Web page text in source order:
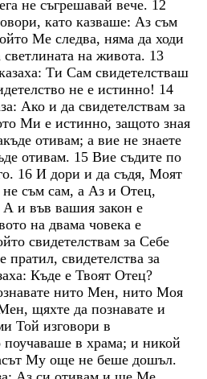
не съгрешавай вече. 12
, като казваше: Аз съм
Ме следва, няма да ходи
светлината на живота. 13
: Ти Сам свидетелстваш
не е истинно! 14
: Ако и да свидетелствам за
Ми е истинно, защото зная
отивам; а вие не знаете
отивам. 15 Вие съдите по
. 16 И дори и да съдя, Моят
не съм сам, а Аз и Отец,
А и във вашия закон е
на двама човека е
свидетелствам за Себе
е пратил, свидетелства за
: Къде е Твоят Отец?
нито Мен, нито Моя
, щяхте да познавате и
Той изговори в
поучаваше в храма; и никой
Му още не беше дошъл.